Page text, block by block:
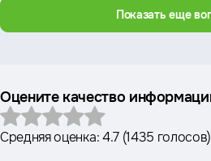
Показать еще
Оцените качество
Средняя оценка:4.7(1435 голосов)